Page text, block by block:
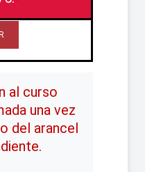
al curso
una vez
del arancel